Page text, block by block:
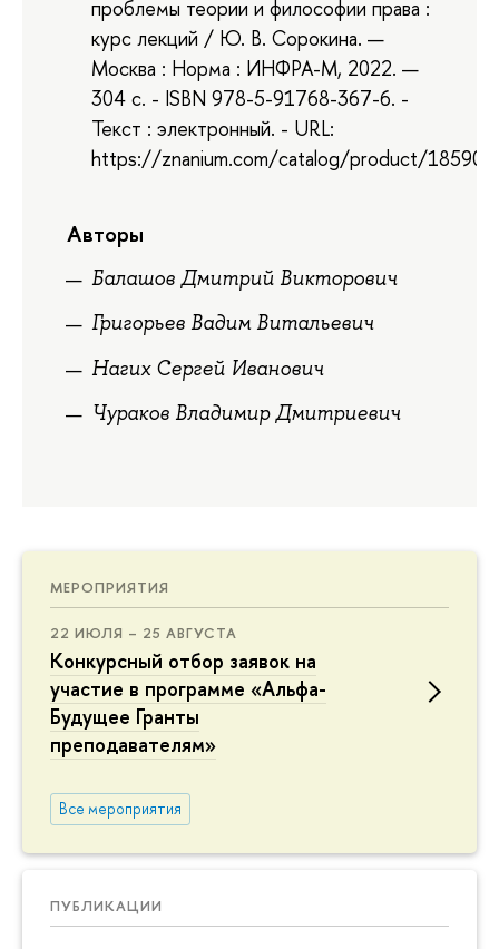
МЕРОПРИЯТИЯ
22 ИЮЛЯ – 25 АВГУСТА
Конкурсный отбор заявок на
участие в программе «Альфа-
Будущее Гранты
преподавателям»
Все мероприятия
ПУБЛИКАЦИИ
проблемы теории и философии права :
курс лекций / Ю. В. Сорокина. —
Москва : Норма : ИНФРА-М, 2022. —
304 с. - ISBN 978-5-91768-367-6. -
Текст : электронный. - URL:
https://znanium.com/catalog/product/
Авторы
Балашов Дмитрий Викторович
Григорьев Вадим Витальевич
Нагих Сергей Иванович
Чураков Владимир Дмитриевич